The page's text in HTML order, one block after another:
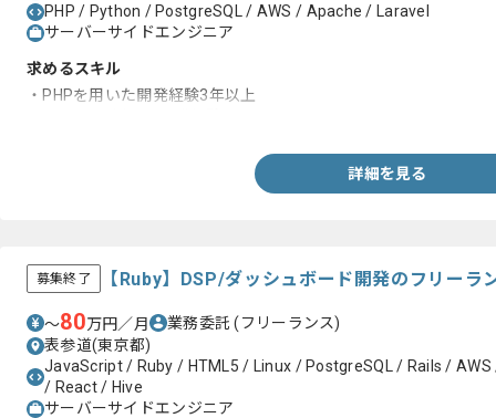
PHP / Python / PostgreSQL / AWS / Apache / Laravel
サーバーサイドエンジニア
求めるスキル
・PHPを用いた開発経験3年以上
詳細を見る
募集終了 【Ruby】DSP/ダッシュボード開発のフリーラ
〜80万円／月 業務委託(フリーランス)
表参道(東京都)
JavaScript / Ruby / HTML5 / Linux / PostgreSQL / Rails /
/ React / Hive
サーバーサイドエンジニア